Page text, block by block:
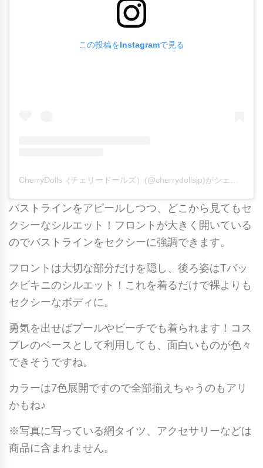
イ
ト
個
この投稿をInstagramで見る
CherryDolls（チェリードールズ）(@cherrydollsjp)がシェアした投稿
バストラインをアピールしつつ、どこから見てもセ
クシーなシルエット！フロントが大きく開いている
のでバストラインをセクシーに強調できます。
フロントは大切な部分だけを隠し、後ろ姿はTバッ
クビキニのシルエット！これを着るだけで裸よりも
セクシーなボディに。
勇気を出せばプールやビーチでも着られます！コス
プレのベースとして利用しても、面白いものが色々
できそうですね。
カラーは7色展開ですので全部揃えちゃうのもアリ
かもね♪
※写真に写っている網タイツ、アクセサリーなどは
商品に含まれません。